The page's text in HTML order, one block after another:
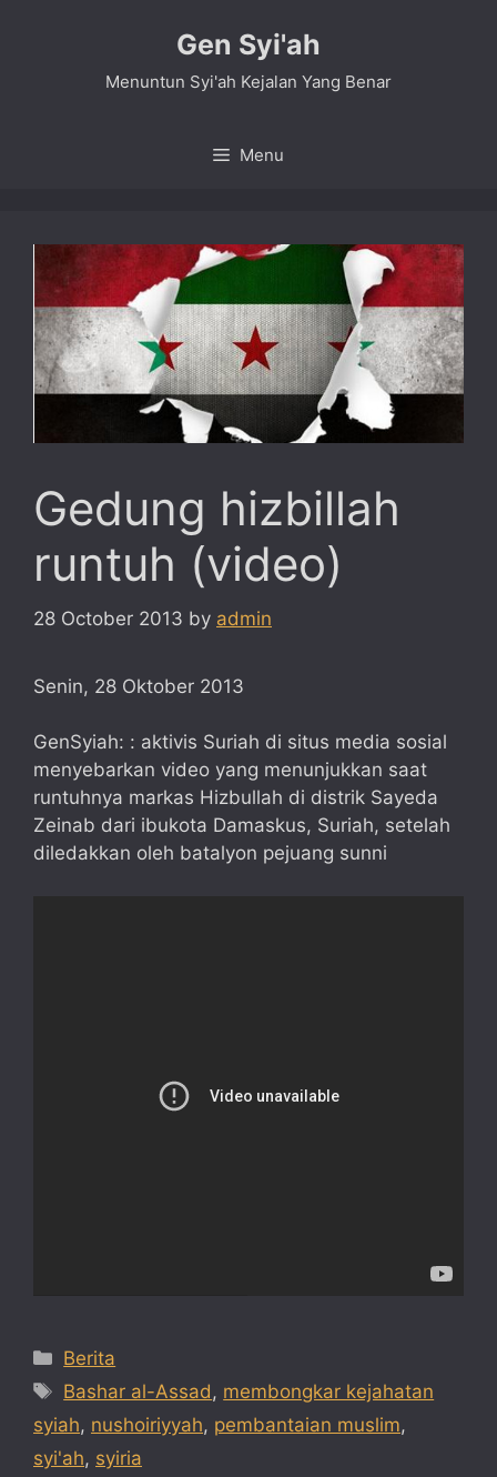
Gen Syi'ah
Menuntun Syi'ah Kejalan Yang Benar
Menu
Gedung hizbillah
runtuh (video)
28 October 2013 by admin
Senin, 28 Oktober 2013
GenSyiah: : aktivis Suriah di situs media sosial
menyebarkan video yang menunjukkan saat
runtuhnya markas Hizbullah di distrik Sayeda
Zeinab dari ibukota Damaskus, Suriah, setelah
diledakkan oleh batalyon pejuang sunni
Categories
Berita
Tags
Bashar al-Assad , membongkar kejahatan
syiah, nushoiriyyah, pembantaian muslim,
syi'ah, syiria